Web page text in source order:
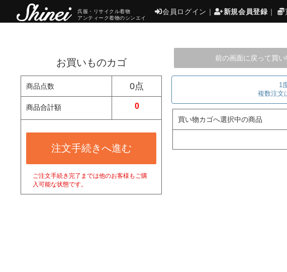
呉服・リサイクル着物
アンティーク着物のシンエイ
会員ログイン ｜ 新規会員登録 ｜
お買いものカゴ
商品点数 0点
商品合計額 0
注文手続きへ進む
ご注文手続き完了までは他のお客様もご購
入可能な状態です。
前の画面に戻って買い
1
複数注文
買い物カゴへ選択中の商品